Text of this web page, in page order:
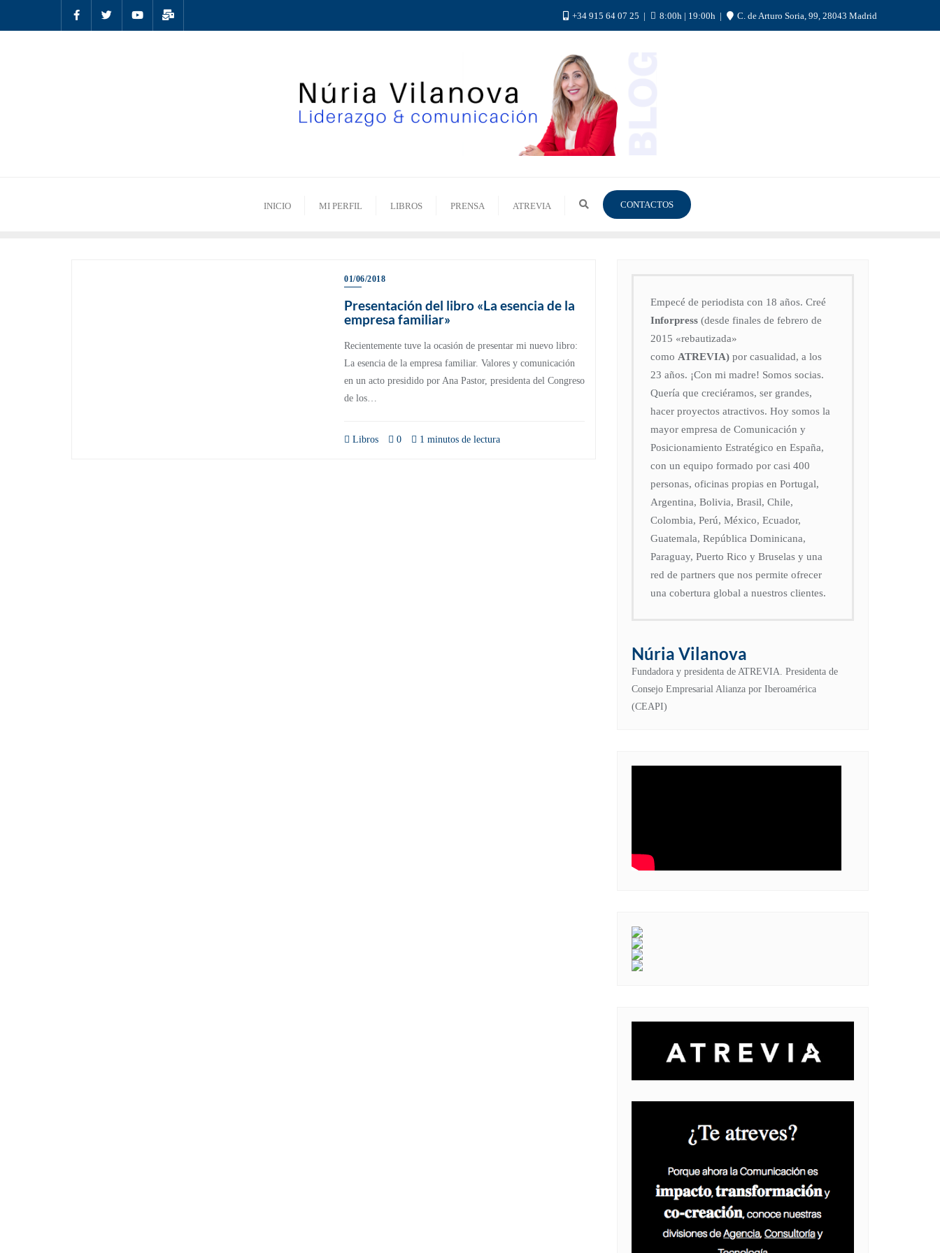
+34 915 64 07 25 8:00h | 19:00h C. de Arturo Soria, 99, 28043 Madrid
INICIO MI PERFIL LIBROS PRENSA ATREVIA CONTACTOS
01/06/2018
Presentación del libro «La esencia de la
empresa familiar»
Recientemente tuve la ocasión de presentar mi nuevo libro:
La esencia de la empresa familiar. Valores y comunicación
en un acto presidido por Ana Pastor, presidenta del Congreso
de los…
Libros 0 1 minutos de lectura
Empecé de periodista con 18 años. Creé
Inforpress (desde finales de febrero de
2015 «rebautizada»
como ATREVIA) por casualidad, a los
23 años. ¡Con mi madre! Somos socias.
Quería que creciéramos, ser grandes,
hacer proyectos atractivos. Hoy somos la
mayor empresa de Comunicación y
Posicionamiento Estratégico en España,
con un equipo formado por casi 400
personas, oficinas propias en Portugal,
Argentina, Bolivia, Brasil, Chile,
Colombia, Perú, México, Ecuador,
Guatemala, República Dominicana,
Paraguay, Puerto Rico y Bruselas y una
red de partners que nos permite ofrecer
una cobertura global a nuestros clientes.
Núria Vilanova
Fundadora y presidenta de ATREVIA. Presidenta de
Consejo Empresarial Alianza por Iberoamérica
(CEAPI)